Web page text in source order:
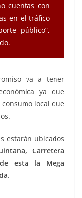
cuentas con
en el tráfico
público”,
va a tener
ya que
local que
estarán ubicados
Carretera
esta la Mega
.